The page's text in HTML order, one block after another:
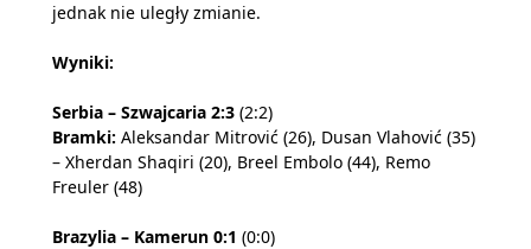
jednak nie uległy zmianie.
Wyniki:
Serbia – Szwajcaria 2:3 (2:2)
Bramki: Aleksandar Mitrović (26), Dusan Vlahović (35)
– Xherdan Shaqiri (20), Breel Embolo (44), Remo
Freuler (48)
Brazylia – Kamerun 0:1 (0:0)